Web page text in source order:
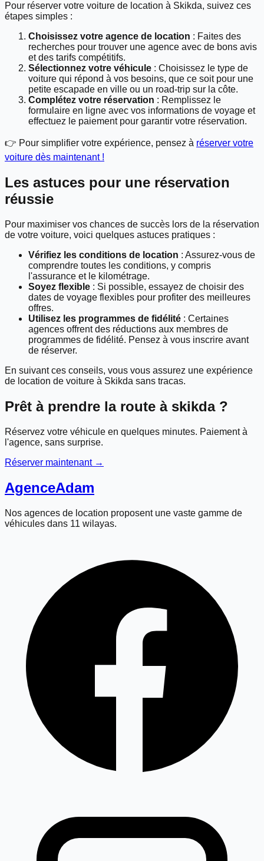
Pour réserver votre voiture de location à Skikda, suivez ces
étapes simples :
Choisissez votre agence de location : Faites des
recherches pour trouver une agence avec de bons avis
et des tarifs compétitifs.
Sélectionnez votre véhicule : Choisissez le type de
voiture qui répond à vos besoins, que ce soit pour une
petite escapade en ville ou un road-trip sur la côte.
Complétez votre réservation : Remplissez le
formulaire en ligne avec vos informations de voyage et
effectuez le paiement pour garantir votre réservation.
👉 Pour simplifier votre expérience, pensez à réserver votre
voiture dès maintenant !
Les astuces pour une réservation
réussie
Pour maximiser vos chances de succès lors de la réservation
de votre voiture, voici quelques astuces pratiques :
Vérifiez les conditions de location : Assurez-vous de
comprendre toutes les conditions, y compris
l'assurance et le kilométrage.
Soyez flexible : Si possible, essayez de choisir des
dates de voyage flexibles pour profiter des meilleures
offres.
Utilisez les programmes de fidélité : Certaines
agences offrent des réductions aux membres de
programmes de fidélité. Pensez à vous inscrire avant
de réserver.
En suivant ces conseils, vous vous assurez une expérience
de location de voiture à Skikda sans tracas.
Prêt à prendre la route à skikda?
Réservez votre véhicule en quelques minutes. Paiement à
l'agence, sans surprise.
Réserver maintenant →
AgenceAdam
Nos agences de location proposent une vaste gamme de
véhicules dans 11 wilayas.